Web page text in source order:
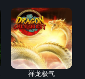
祥龙极气